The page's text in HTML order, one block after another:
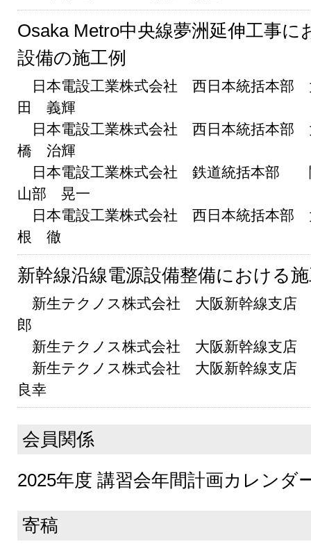
Osaka Metro中央線夢洲延伸工事
設備の施工例
日本電設工業株式会社 西日本統括本
田 義輝
日本電設工業株式会社 西日本統括本
橋 治輝
日本電設工業株式会社 鉄道統括本
山部 晃一
日本電設工業株式会社 西日本統括本
根 徹
新幹線沿線電源設備整備における
新生テクノス株式会社 大阪新幹線支
郎
新生テクノス株式会社 大阪新幹線支
新生テクノス株式会社 大阪新幹線支
良幸
会員関係
2025年度 講習会年間計画カレンダ
寄稿